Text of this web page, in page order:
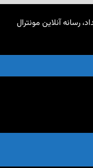
رسانه آنلاین مونترال